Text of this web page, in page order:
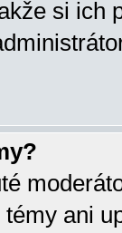
si ich
ani